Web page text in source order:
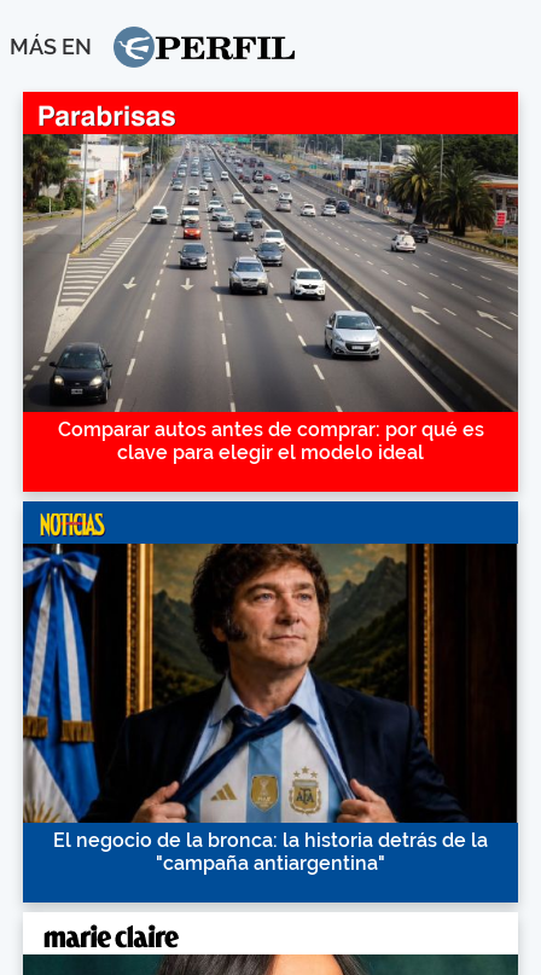
MÁS EN
Comparar autos antes de comprar: por qué es
clave para elegir el modelo ideal
El negocio de la bronca: la historia detrás de la
"campaña antiargentina"